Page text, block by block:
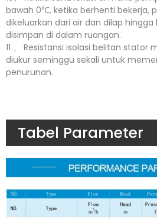
bawah 0℃, ketika berhenti bekerja,
dikeluarkan dari air dan dilap hingga
disimpan di dalam ruangan.
11 、 Resistansi isolasi belitan stator
diukur seminggu sekali untuk
penurunan.
Tabel Parameter